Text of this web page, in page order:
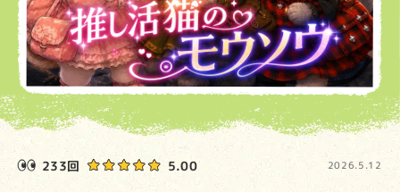
233回 5.00 2026.5.12